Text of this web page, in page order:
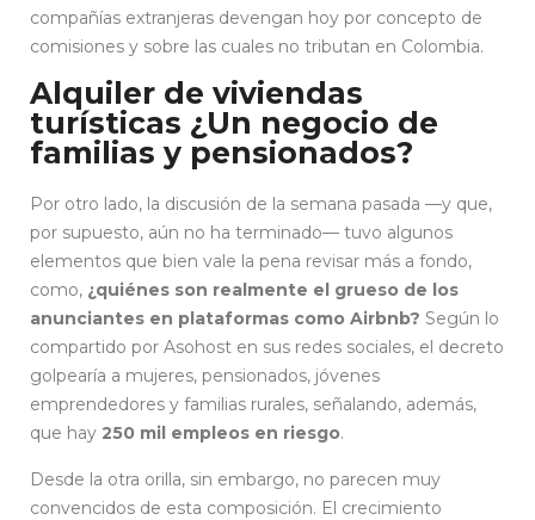
compañías extranjeras devengan hoy por concepto de
comisiones y sobre las cuales no tributan en Colombia.
Alquiler de viviendas
turísticas ¿Un negocio de
familias y pensionados?
Por otro lado, la discusión de la semana pasada —y que,
por supuesto, aún no ha terminado— tuvo algunos
elementos que bien vale la pena revisar más a fondo,
como, ¿quiénes son realmente el grueso de los
anunciantes en plataformas como Airbnb? Según lo
compartido por Asohost en sus redes sociales, el decreto
golpearía a mujeres, pensionados, jóvenes
emprendedores y familias rurales, señalando, además,
que hay 250 mil empleos en riesgo.
Desde la otra orilla, sin embargo, no parecen muy
convencidos de esta composición. El crecimiento